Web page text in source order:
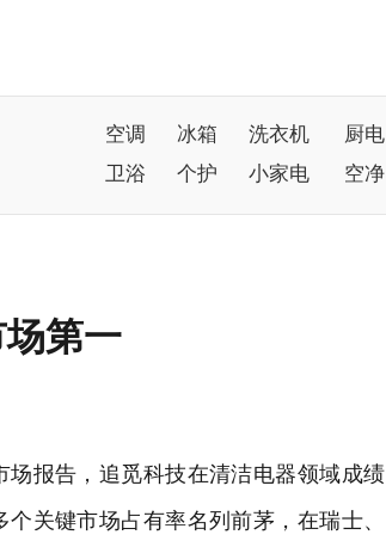
空调 冰箱 洗衣机 厨电
卫浴
个护 小家电 空净
第一
报告，追觅科技在清洁电器领域成绩
关键市场占有率名列前茅，在瑞士、